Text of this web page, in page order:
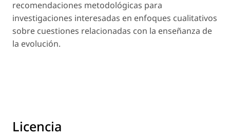
recomendaciones metodológicas para
investigaciones interesadas en enfoques cualitativos
sobre cuestiones relacionadas con la enseñanza de
la evolución.
Licencia